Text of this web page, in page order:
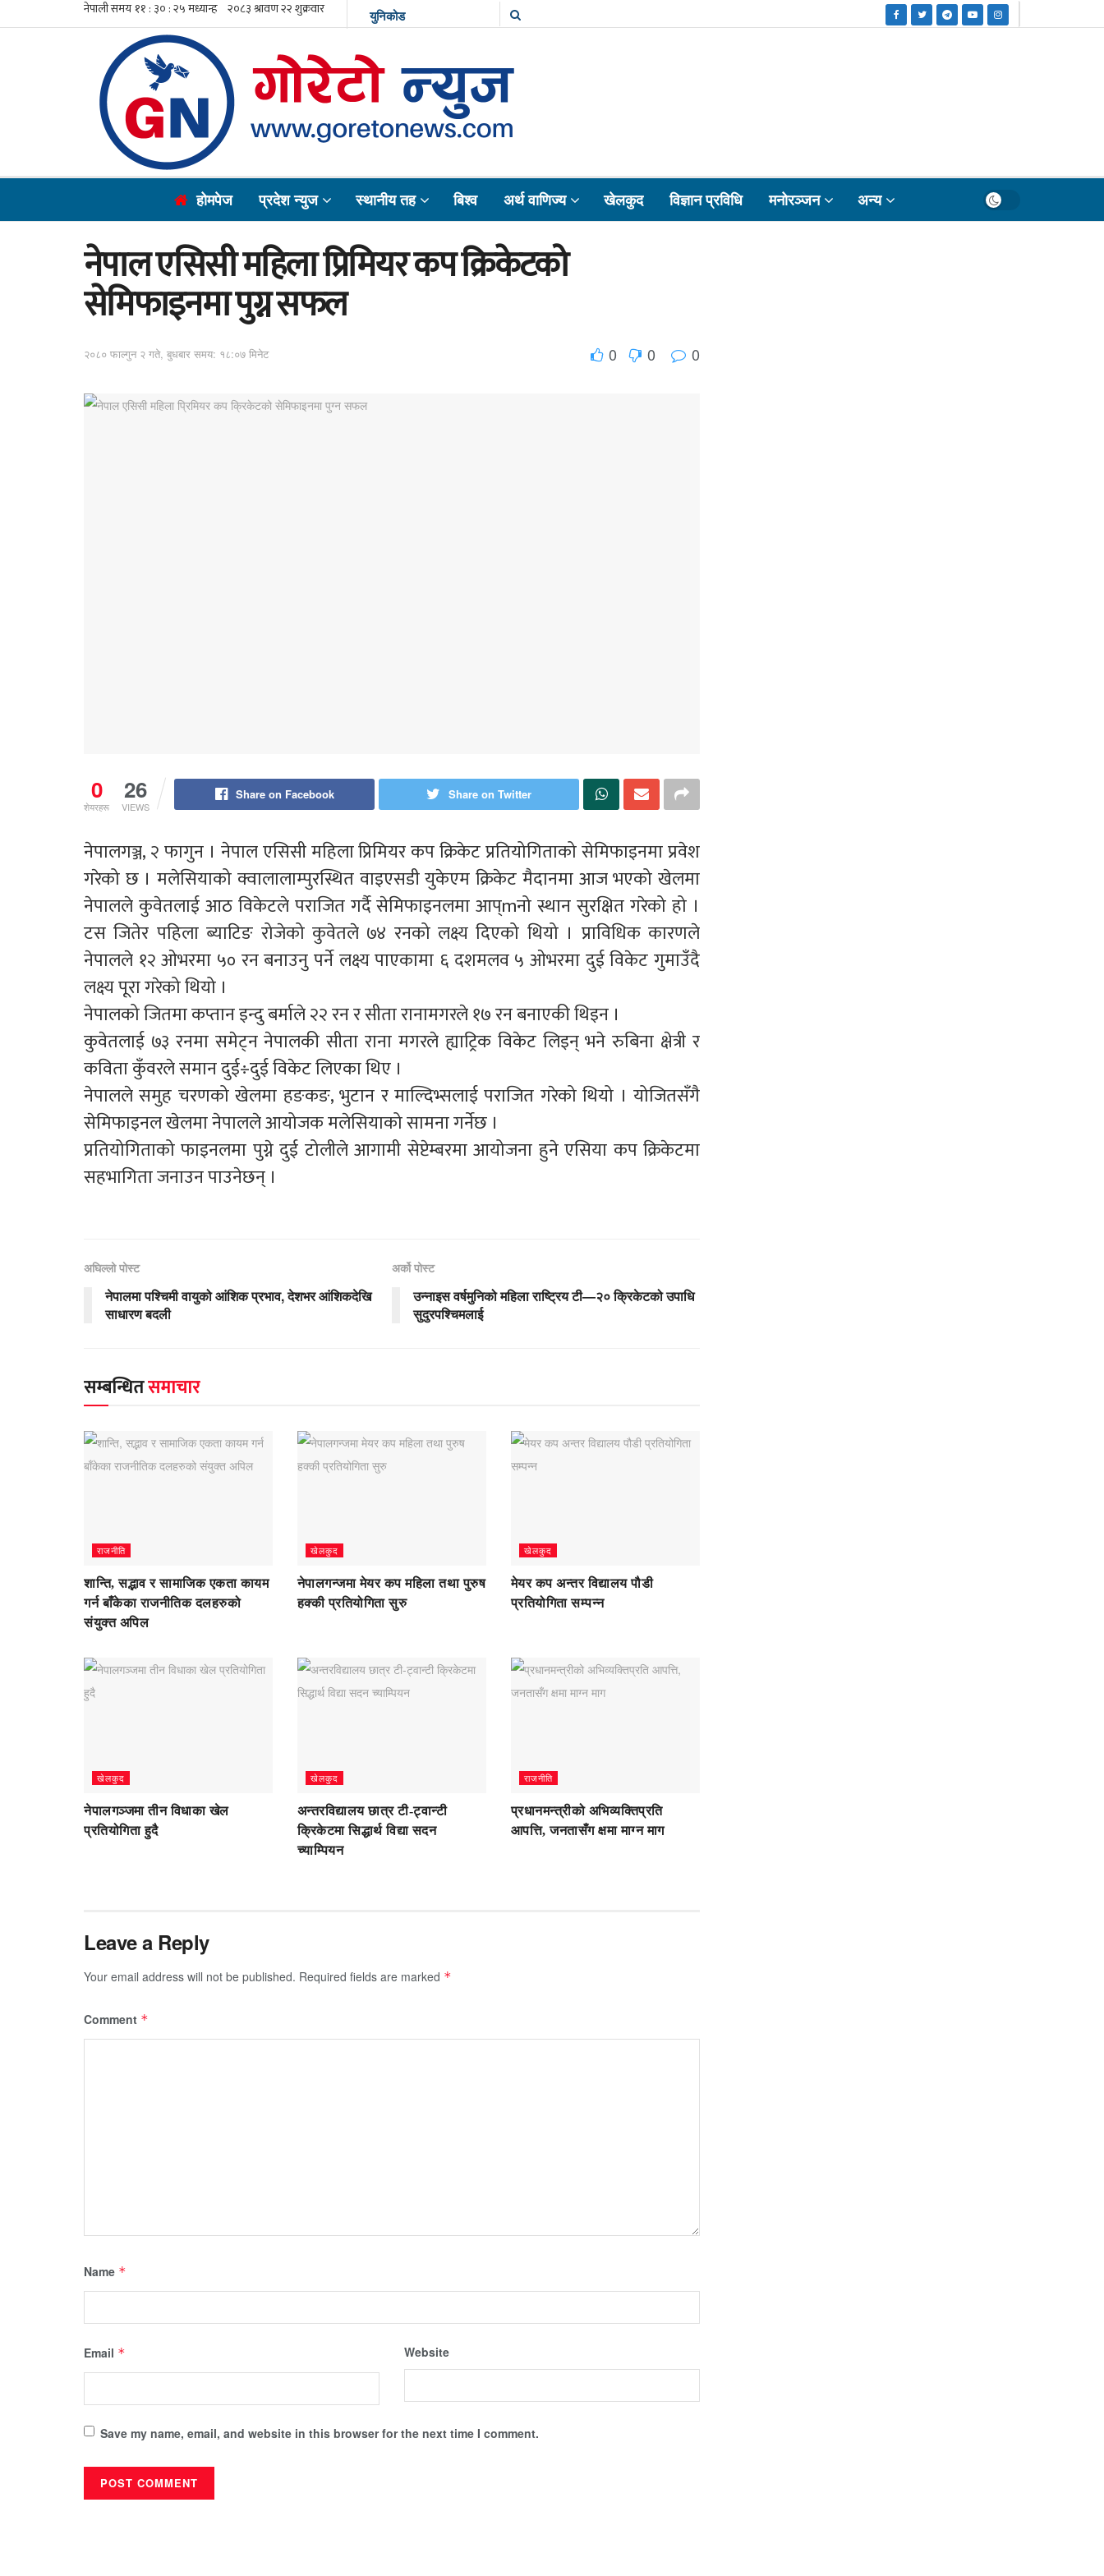
युनिकोड
होमपेज प्रदेश न्युज स्थानीय तह बिश्व अर्थ वाणिज्य खेलकुद विज्ञान प्रविधि मनोरञ्जन अन्य
नेपाल एसिसी महिला प्रिमियर कप क्रिकेटको
सेमिफाइनमा पुग्न सफल
२०८० फाल्गुन २ गते, बुधबार समय: १८:०७ मिनेट 0 0 0
0
शेयरहरू
26
VIEWS
Share on Facebook Share on Twitter
नेपालगञ्ज, २ फागुन । नेपाल एसिसी महिला प्रिमियर कप क्रिकेट प्रतियोगिताको सेमिफाइनमा प्रवेश
गरेको छ । मलेसियाको क्वालालाम्पुरस्थित वाइएसडी युकेएम क्रिकेट मैदानमा आज भएको खेलमा
नेपालले कुवेतलाई आठ विकेटले पराजित गर्दै सेमिफाइनलमा आप्mनो स्थान सुरक्षित गरेको हो ।
टस जितेर पहिला ब्याटिङ रोजेको कुवेतले ७४ रनको लक्ष्य दिएको थियो । प्राविधिक कारणले
नेपालले १२ ओभरमा ५० रन बनाउनु पर्ने लक्ष्य पाएकामा ६ दशमलव ५ ओभरमा दुई विकेट गुमाउँदै
लक्ष्य पूरा गरेको थियो ।
नेपालको जितमा कप्तान इन्दु बर्माले २२ रन र सीता रानामगरले १७ रन बनाएकी थिइन ।
कुवेतलाई ७३ रनमा समेट्न नेपालकी सीता राना मगरले ह्याट्रिक विकेट लिइन् भने रुबिना क्षेत्री र
कविता कुँवरले समान दुई÷दुई विकेट लिएका थिए ।
नेपालले समुह चरणको खेलमा हङकङ, भुटान र माल्दिभ्सलाई पराजित गरेको थियो । योजितसँगै
सेमिफाइनल खेलमा नेपालले आयोजक मलेसियाको सामना गर्नेछ ।
प्रतियोगिताको फाइनलमा पुग्ने दुई टोलीले आगामी सेप्टेम्बरमा आयोजना हुने एसिया कप क्रिकेटमा
सहभागिता जनाउन पाउनेछन् ।
अघिल्लो पोस्ट
नेपालमा पश्चिमी वायुको आंशिक प्रभाव, देशभर आंशिकदेखि
साधारण बदली
अर्को पोस्ट
उन्नाइस वर्षमुनिको महिला राष्ट्रिय टी—२० क्रिकेटको उपाधि
सुदुरपश्चिमलाई
सम्बन्धितसमाचार
राजनीति
शान्ति, सद्भाव र सामाजिक एकता कायम
गर्न बाँकेका राजनीतिक दलहरुको
संयुक्त अपिल
खेलकुद
नेपालगन्जमा मेयर कप महिला तथा पुरुष
हक्की प्रतियोगिता सुरु
खेलकुद
मेयर कप अन्तर विद्यालय पौडी
प्रतियोगिता सम्पन्न
खेलकुद
नेपालगञ्जमा तीन विधाका खेल
प्रतियोगिता हुदै
खेलकुद
अन्तरविद्यालय छात्र टी-ट्वान्टी
क्रिकेटमा सिद्धार्थ विद्या सदन
च्याम्पियन
राजनीति
प्रधानमन्त्रीको अभिव्यक्तिप्रति
आपत्ति, जनतासँग क्षमा माग्न माग
Leave a Reply
Your email address will not be published. Required fields are marked *
Comment *
Name *
Email * Website
Save my name, email, and website in this browser for the next time I comment.